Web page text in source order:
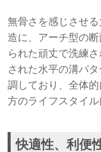
無骨さを感じさせ
造に、アーチ型の
られた頑丈で洗練
された水平の溝パ
調しており、全体
方のライフスタイル
快適性、利便